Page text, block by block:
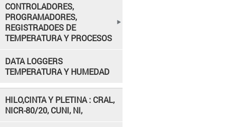
CONTROLADORES,
PROGRAMADORES,
REGISTRADOES DE
TEMPERATURA Y PROCESOS
DATA LOGGERS
TEMPERATURA Y HUMEDAD
HILO,CINTA Y PLETINA : CRAL,
NICR-80/20, CUNI, NI,